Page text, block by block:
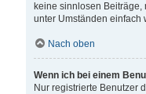
keine sinnlosen
unter Umständen einfach
Nach oben
Wenn ich bei einem
Nur registrierte Benutzer